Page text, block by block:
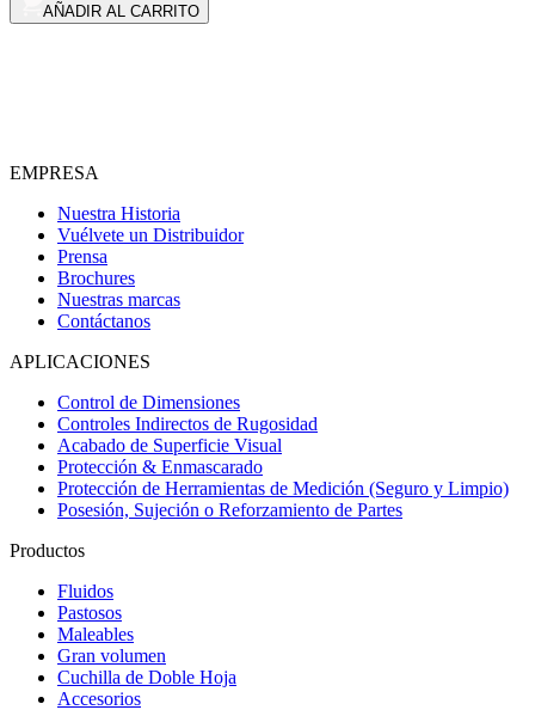
AÑADIR AL CARRITO
EMPRESA
Nuestra Historia
Vuélvete un Distribuidor
Prensa
Brochures
Nuestras marcas
Contáctanos
APLICACIONES
Control de Dimensiones
Controles Indirectos de Rugosidad
Acabado de Superficie Visual
Protección & Enmascarado
Protección de Herramientas de Medición (Seguro y Limpio)
Posesión, Sujeción o Reforzamiento de Partes
Productos
Fluidos
Pastosos
Maleables
Gran volumen
Cuchilla de Doble Hoja
Accesorios